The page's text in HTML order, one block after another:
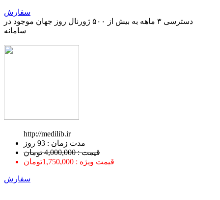
سفارش
دسترسی ۳ ماهه به بیش از ۵۰۰ ژورنال روز جهان موجود در
سامانه
http://medilib.ir
ﻣﺪﺕ ﺯﻣﺎﻥ : 93 ﺭﻭﺯ
قیمت : 4,000,000 تومان
قیمت ویژه : 1,750,000تومان
سفارش